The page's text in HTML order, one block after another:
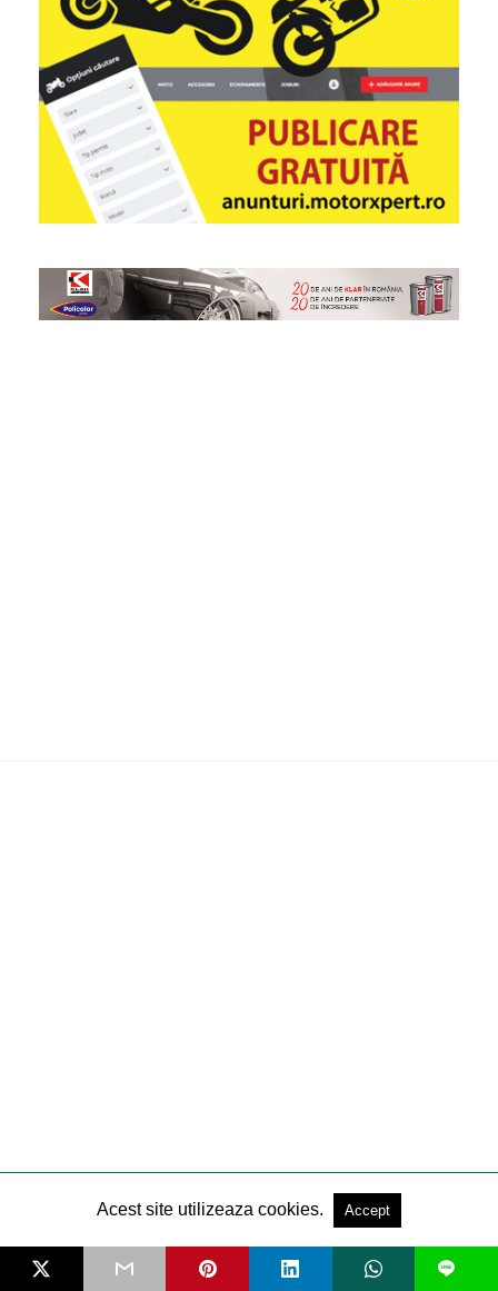
Știri Modele noi Teste Magazin Sport Moto
Acest site utilizeaza cookies. Accept